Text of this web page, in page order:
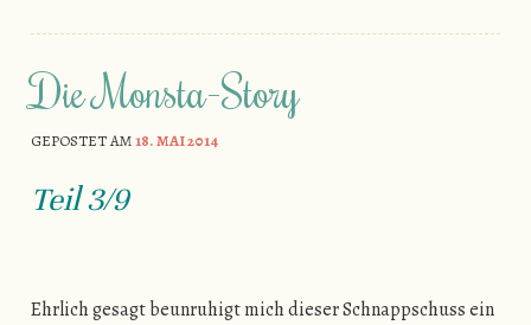
Die Monsta-Story
GEPOSTET AM18. MAI 2014
Teil 3/9
Ehrlich gesagt beunruhigt mich dieser Schnappschuss ein